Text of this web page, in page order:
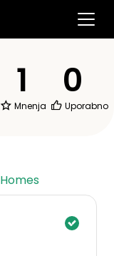
1
Mnenja
0
Uporabno